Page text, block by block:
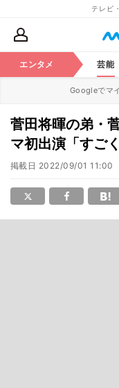
テレビ
エンタメ 芸能
Googleでマ
菅田将暉の弟・
マ初出演「すご
掲載日 2022/09/01 11:00